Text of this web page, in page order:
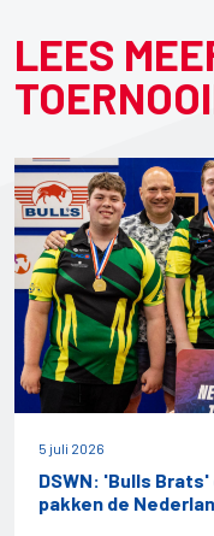
LEES
5 juli 2026
DSWN: 'Bulls
pakken de